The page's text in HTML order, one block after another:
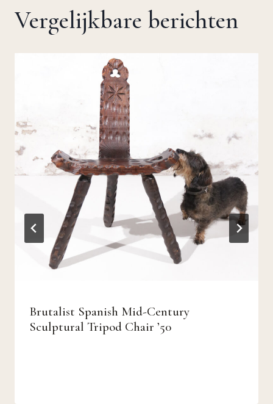
Vergelijkbare berichten
Brutalist Spanish Mid-Century
Sculptural Tripod Chair ’50